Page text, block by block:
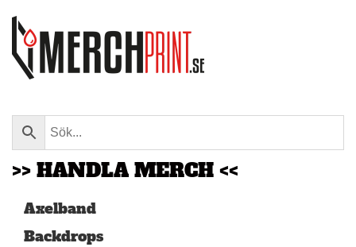
Skip to main content
>> HANDLA MERCH <<
Axelband
Backdrops